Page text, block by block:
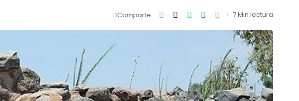
Comparte 7 Min lectura